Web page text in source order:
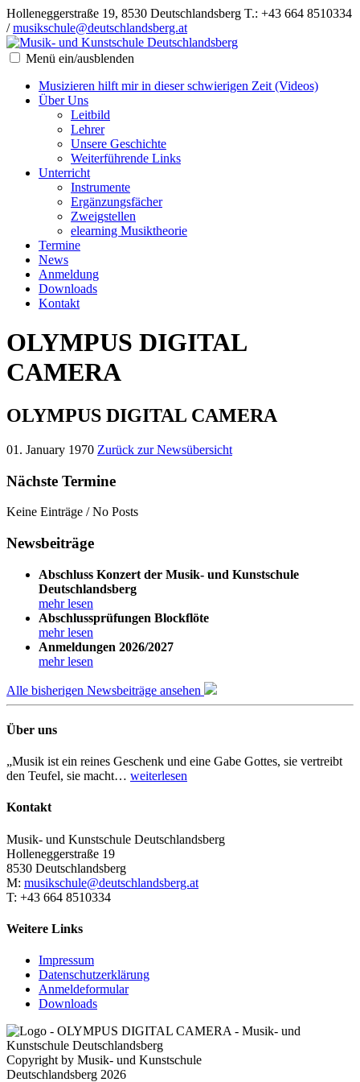
Holleneggerstraße 19, 8530 Deutschlandsberg T.: +43 664 8510334
/musikschule@deutschlandsberg.at
Menü ein/ausblenden
Musizieren hilft mir in dieser schwierigen Zeit (Videos)
Über Uns
Leitbild
Lehrer
Unsere Geschichte
Weiterführende Links
Unterricht
Instrumente
Ergänzungsfächer
Zweigstellen
elearning Musiktheorie
Termine
News
Anmeldung
Downloads
Kontakt
OLYMPUS DIGITAL
CAMERA
OLYMPUS DIGITAL CAMERA
01. January 1970 Zurück zur Newsübersicht
Nächste Termine
Keine Einträge / No Posts
Newsbeiträge
Abschluss Konzert der Musik- und Kunstschule
Deutschlandsberg
mehr lesen
Abschlussprüfungen Blockflöte
mehr lesen
Anmeldungen 2026/2027
mehr lesen
Alle bisherigen Newsbeiträge ansehen
Über uns
„Musik ist ein reines Geschenk und eine Gabe Gottes, sie vertreibt
den Teufel, sie macht… weiterlesen
Kontakt
Musik- und Kunstschule Deutschlandsberg
Holleneggerstraße 19
8530 Deutschlandsberg
M: musikschule@deutschlandsberg.at
T: +43 664 8510334
Weitere Links
Impressum
Datenschutzerklärung
Anmeldeformular
Downloads
Copyright by Musik- und Kunstschule
Deutschlandsberg 2026